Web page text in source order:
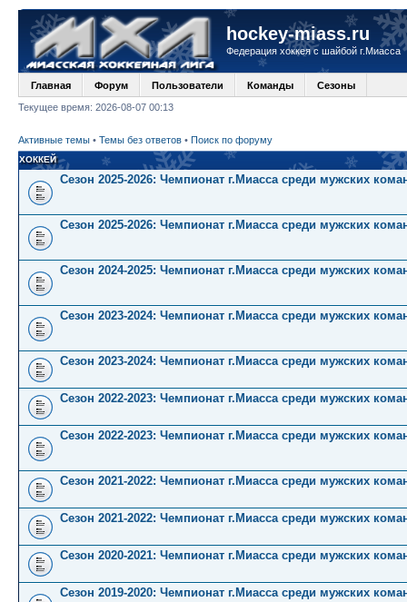
hockey-miass.ru
Федерация хоккея с шайбой г.Миасса
Главная Форум Пользователи Команды
Сезоны
Текущее время: 2026-08-07 00:13
Активные темы • Темы без ответов • Поиск по форуму
ХОККЕЙ
Сезон 2025-2026: Чемпионат г.Миасса среди мужских
Сезон 2025-2026: Чемпионат г.Миасса среди мужских
Сезон 2024-2025: Чемпионат г.Миасса среди мужских
Сезон 2023-2024: Чемпионат г.Миасса среди мужских
Сезон 2023-2024: Чемпионат г.Миасса среди мужских
Сезон 2022-2023: Чемпионат г.Миасса среди мужских
Сезон 2022-2023: Чемпионат г.Миасса среди мужских
Сезон 2021-2022: Чемпионат г.Миасса среди мужских
Сезон 2021-2022: Чемпионат г.Миасса среди мужских
Сезон 2020-2021: Чемпионат г.Миасса среди мужских
Сезон 2019-2020: Чемпионат г.Миасса среди мужских